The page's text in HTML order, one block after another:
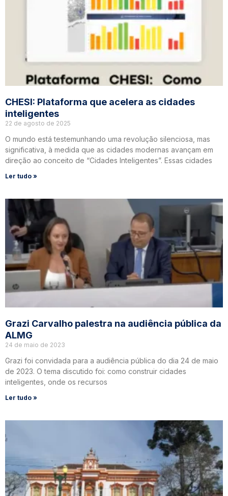
CHESI: Plataforma que acelera as cidades
inteligentes
22 de agosto de 2025
O mundo está testemunhando uma revolução silenciosa, mas
significativa, à medida que as cidades modernas avançam em
direção ao conceito de “Cidades Inteligentes”. Essas cidades
Ler tudo »
Grazi Carvalho palestra na audiência pública da
ALMG
24 de maio de 2023
Grazi foi convidada para a audiência pública do dia 24 de maio
de 2023. O tema discutido foi: como construir cidades
inteligentes, onde os recursos
Ler tudo »